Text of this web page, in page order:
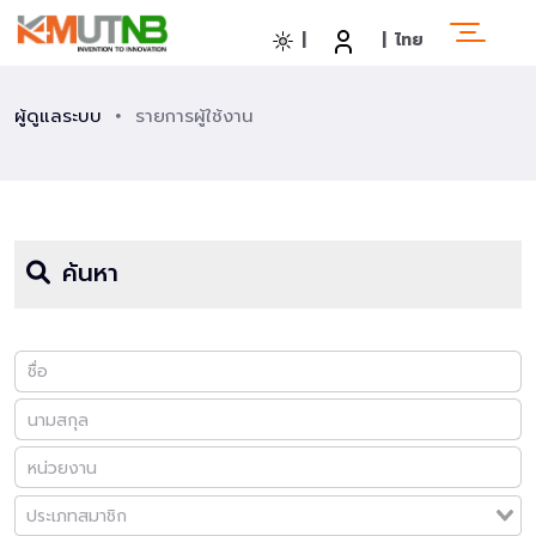
ไทย
ผู้ดูแลระบบ รายการผู้ใช้งาน
ค้นหา